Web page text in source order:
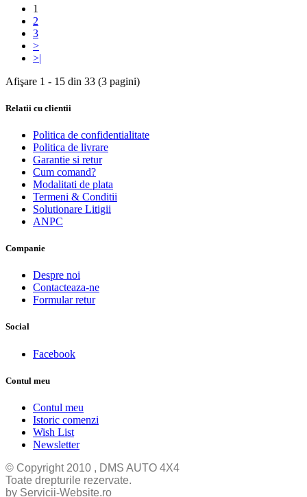
1
2
3
>
>|
Afişare 1 - 15 din 33 (3 pagini)
Relatii cu clientii
Politica de confidentialitate
Politica de livrare
Garantie si retur
Cum comand?
Modalitati de plata
Termeni & Conditii
Solutionare Litigii
ANPC
Companie
Despre noi
Contacteaza-ne
Formular retur
Social
Facebook
Contul meu
Contul meu
Istoric comenzi
Wish List
Newsletter
© Copyright 2010 , DMS AUTO 4X4
Toate drepturile rezervate.
by Servicii-Website.ro